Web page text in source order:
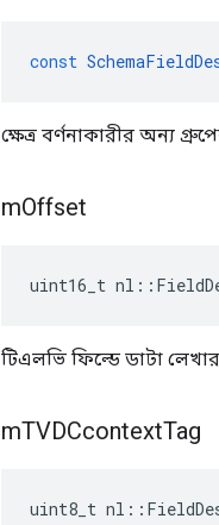
const
ক্ষেত্র বর্ণনাকারীর অন্য
mOffset
uint16_t
টিএলভি ফিল্ডে ডাটা
mTVDCcontextTag
uint8_t